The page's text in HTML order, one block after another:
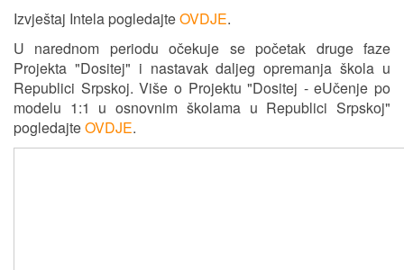
Izvještaj Intela pogledajteOVDJE.
U narednom periodu očekuje se početak druge faze
Projekta "Dositej" i nastavak daljeg opremanja škola u
Republici Srpskoj. Više o Projektu "Dositej - eUčenje po
modelu 1:1 u osnovnim školama u Republici Srpskoj"
pogledajteOVDJE.